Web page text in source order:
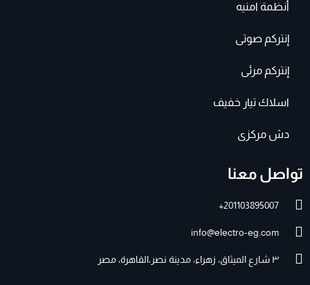
أنظمة امنيه
إنتركم صوتى
إنتركم مرئى
اسلاك تيار خفيف
دش مركزى
تواصل معنا
201103895007+
info@electro-eg.com
٣ شارع الميثاق، زهراء، مدينة نصر،القاهرة، مصر